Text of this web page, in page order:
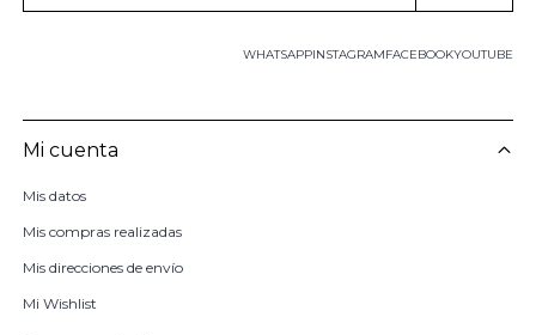
WHATSAPP FACEBOOKYOUTUBE
INSTAGRAM
Mi cuenta
Mis datos
Mis compras realizadas
Mis direcciones de envío
Mi Wishlist